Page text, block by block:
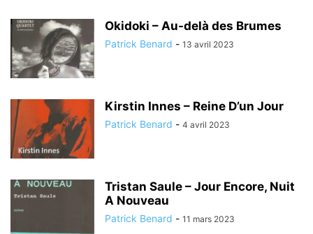
Okidoki – Au-delà des Brumes
Patrick Benard - 13 avril 2023
Kirstin Innes – Reine D’un Jour
Patrick Benard - 4 avril 2023
Tristan Saule – Jour Encore, Nuit
A Nouveau
Patrick Benard - 11 mars 2023